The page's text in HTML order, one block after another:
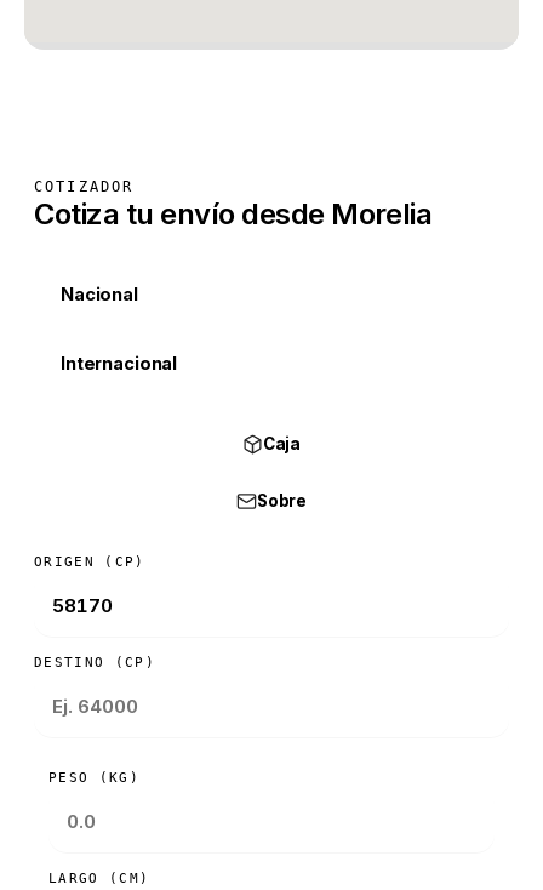
COTIZADOR
Cotiza tu envío desde Morelia
Nacional
Internacional
Caja
Sobre
ORIGEN (CP)
DESTINO (CP)
PESO (KG)
LARGO (CM)